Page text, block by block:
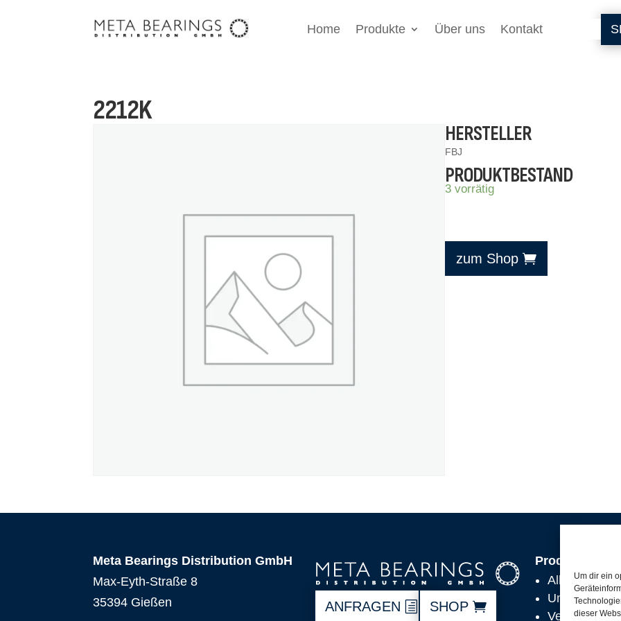
Um dir ein
dieser
Home Produkte Über uns Kontakt
2212K
HERSTELLER
FBJ
PRODUKTBESTAND
3 vorrätig
zum Shop
Meta Bearings Distribution GmbH
Max-Eyth-Straße 8
35394 Gießen
ANFRAGEN SHOP
Produkte
Alle
Unsere
Versand,